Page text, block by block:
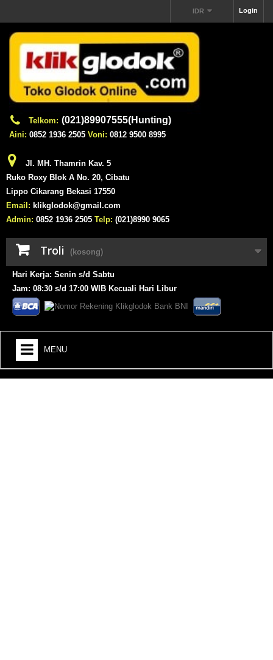
Login
IDR
Telkom: (021)89907555(Hunting)
Aini: 0852 1936 2505 Voni: 0812 9500 8995
Jl. MH. Thamrin Kav. 5
Ruko Roxy Blok A No. 20, Cibatu
Lippo Cikarang Bekasi 17550
Email: klikglodok@gmail.com
Admin: 0852 1936 2505 Telp: (021)8990 9065
Troli (kosong)
Hari Kerja: Senin s/d Sabtu
Jam: 08:30 s/d 17:00 WIB Kecuali Hari Libur
MENU